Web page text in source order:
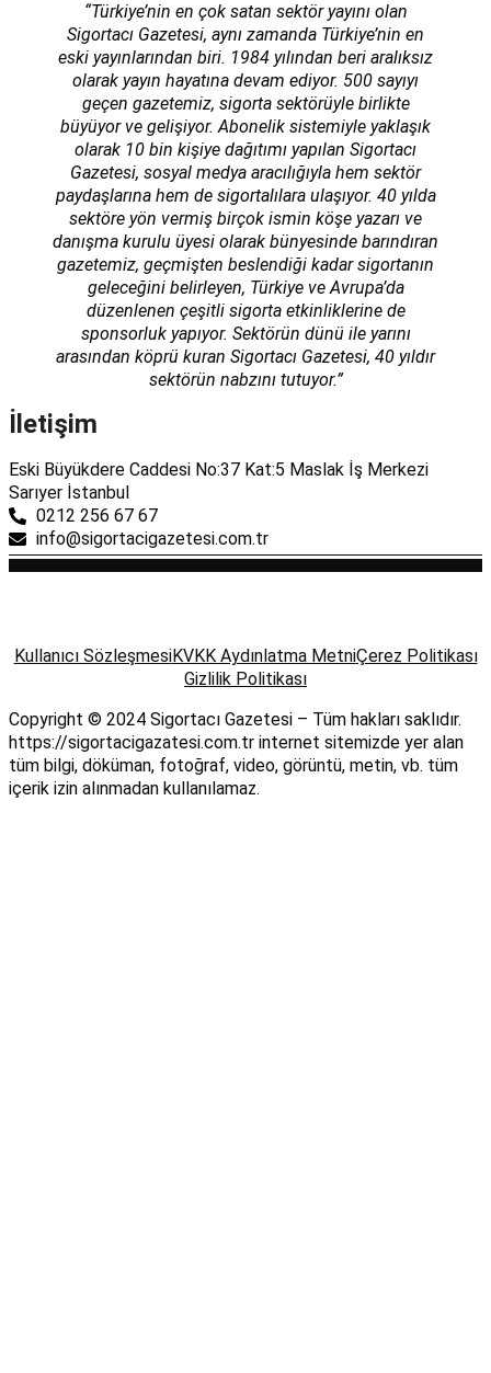
“Türkiye’nin en çok satan sektör yayını olan
Sigortacı Gazetesi, aynı zamanda Türkiye’nin en
eski yayınlarından biri. 1984 yılından beri aralıksız
olarak yayın hayatına devam ediyor. 500 sayıyı
geçen gazetemiz, sigorta sektörüyle birlikte
büyüyor ve gelişiyor. Abonelik sistemiyle yaklaşık
olarak 10 bin kişiye dağıtımı yapılan Sigortacı
Gazetesi, sosyal medya aracılığıyla hem sektör
paydaşlarına hem de sigortalılara ulaşıyor. 40 yılda
sektöre yön vermiş birçok ismin köşe yazarı ve
danışma kurulu üyesi olarak bünyesinde barındıran
gazetemiz, geçmişten beslendiği kadar sigortanın
geleceğini belirleyen, Türkiye ve Avrupa’da
düzenlenen çeşitli sigorta etkinliklerine de
sponsorluk yapıyor. Sektörün dünü ile yarını
arasından köprü kuran Sigortacı Gazetesi, 40 yıldır
sektörün nabzını tutuyor.”
İletişim
Eski Büyükdere Caddesi No:37 Kat:5 Maslak İş Merkezi
Sarıyer İstanbul
0212 256 67 67
info@sigortacigazetesi.com.tr
Kullanıcı SözleşmesiKVKK Aydınlatma MetniÇerez Politikası
Gizlilik Politikası
Copyright © 2024 Sigortacı Gazetesi – Tüm hakları saklıdır.
https://sigortacigazatesi.com.tr internet sitemizde yer alan
tüm bilgi, döküman, fotoğraf, video, görüntü, metin, vb. tüm
içerik izin alınmadan kullanılamaz.